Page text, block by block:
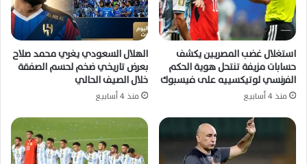
استغلال غضب المصريين يكشف
حسابات مزيفة تنتحل هوية الحكم
الفرنسي لوتيكسييه على فيسبوك
منذ 4 أسابيع
الهلال السعودي يغري محمد صلاح
بعرض تاريخي ضخم لحسم الصفقة
خلال الصيف الحالي
منذ 4 أسابيع